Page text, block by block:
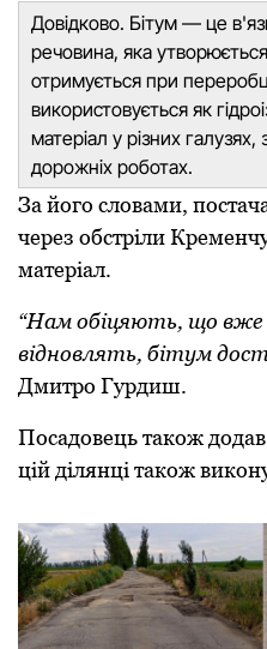
Довідково. Бітум — це
речовина, яка
отримується при
використовується як
матеріал у різних галузях,
дорожніх роботах.
За його словами,
через обстріли
матеріал.
“Нам обіцяють, що
відновлять, бітум
Дмитро Гурдиш.
Посадовець також
цій ділянці також